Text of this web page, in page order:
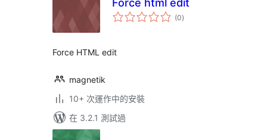
Force html edit
(0總
評)
Force HTML edit
magnetik
10+ 次運作中的安裝
在 3.2.1 測試過